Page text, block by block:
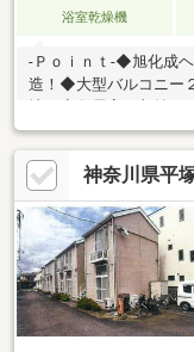
浴室乾燥機
-Ｐｏｉｎｔ-◆旭化成
造！◆大型バルコニー
片付け頂けます！◆３
ルームもご用意してお
ずはお気軽にお問い合
神奈川県平